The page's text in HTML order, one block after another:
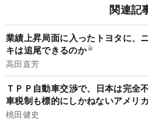
関連記
業績上昇局面に入ったトヨタに、
キは追尾できるのか
高田直芳
ＴＰＰ自動車交渉で、日本は完全
車税制も標的にしかねないアメリ
桃田健史